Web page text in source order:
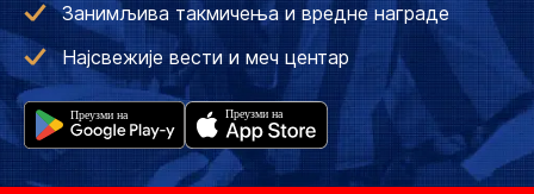
Занимљива такмичења и вредне награде
Најсвежије вести и меч центар